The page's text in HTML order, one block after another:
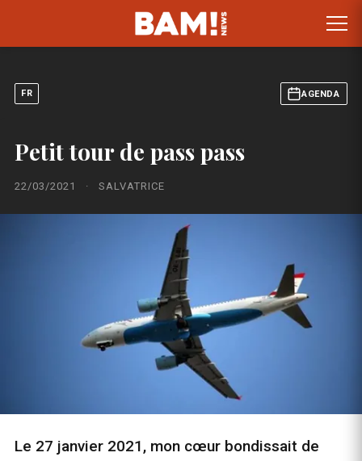
FR AGENDA
Petit tour de pass pass
22/03/2021 · SALVATRICE
Le 27 janvier 2021, mon cœur bondissait de